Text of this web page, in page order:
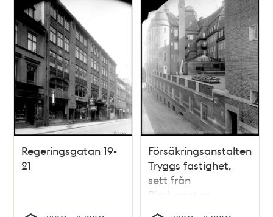
Regeringsgatan 19-
21
Försäkringsanstalten
Tryggs fastighet,
sett från
Rimbogatan